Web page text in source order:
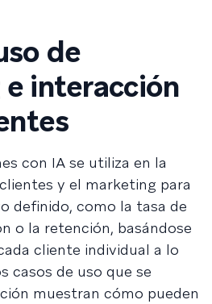
de
interacción
con IA se utiliza en la
y el marketing para
definido, como la tasa de
o la retención, basándose
cliente individual a lo
casos de uso que se
muestran cómo pueden